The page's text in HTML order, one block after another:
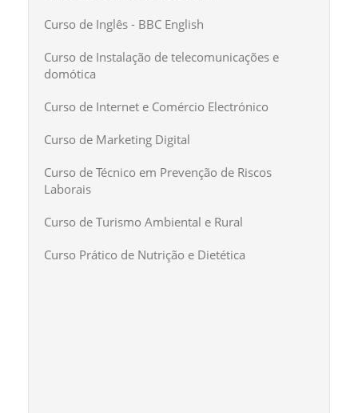
Curso de Inglês - BBC English
Curso de Instalação de telecomunicações e
domótica
Curso de Internet e Comércio Electrónico
Curso de Marketing Digital
Curso de Técnico em Prevenção de Riscos
Laborais
Curso de Turismo Ambiental e Rural
Curso Prático de Nutrição e Dietética